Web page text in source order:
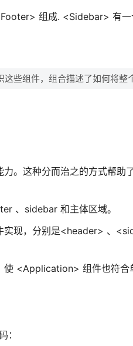
组成. <Sidebar> 有
些组件，组合描述了如何将整
。这种分而治之的方式帮助
、sidebar 和主体区域。
实现，分别是<header> 、
<Application> 组件也符合